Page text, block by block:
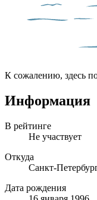
К сожалению, здесь
Информация
В рейтинге
Не участвует
Откуда
Санкт-
Дата рождения